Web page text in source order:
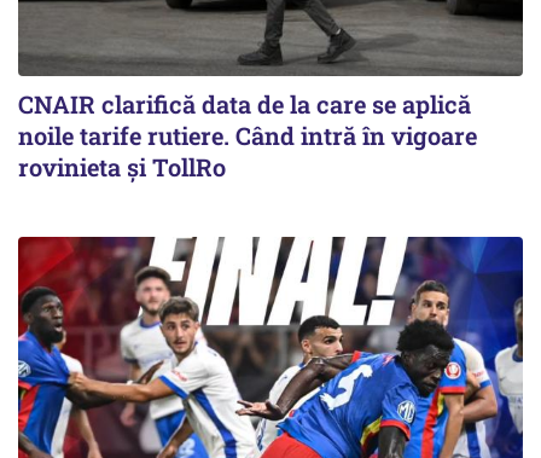
CNAIR clarifică data de la care se aplică
noile tarife rutiere. Când intră în vigoare
rovinieta și TollRo